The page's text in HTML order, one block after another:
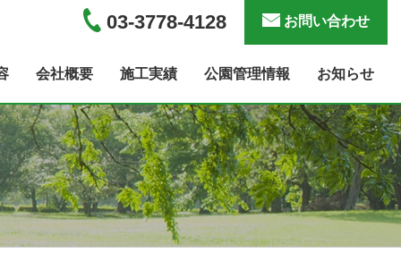
03-3778-4128 お問い合わせ
会社概要 施工実績 公園管理情報 お知らせ